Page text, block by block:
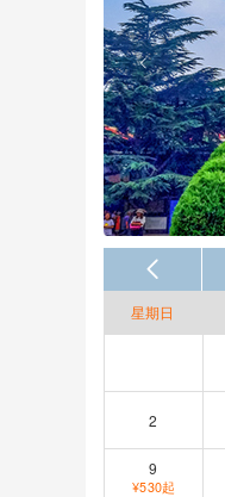
星期日
2
9
¥530起